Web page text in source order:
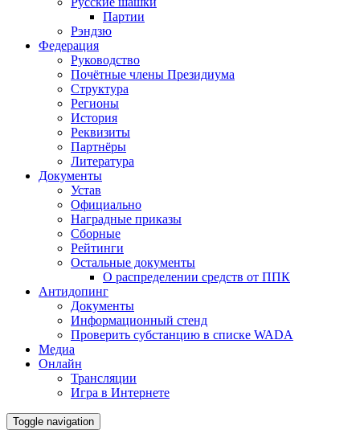
Партии
Рэндзю
Федерация
Руководство
Почётные члены Президиума
Структура
Регионы
История
Реквизиты
Партнёры
Литература
Документы
Устав
Официально
Наградные приказы
Сборные
Рейтинги
Остальные документы
О распределении средств от ППК
Антидопинг
Документы
Информационный стенд
Проверить субстанцию в списке WADA
Медиа
Онлайн
Трансляции
Игра в Интернете
Toggle navigation